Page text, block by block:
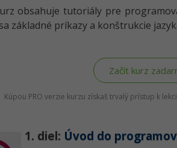
obsahuje tutoriály pre
základné príkazy a konštrukcie
Začít kurz
Kúpou PRO verzie kurzu získaš trvalý prístup k
1. diel: Úvod do